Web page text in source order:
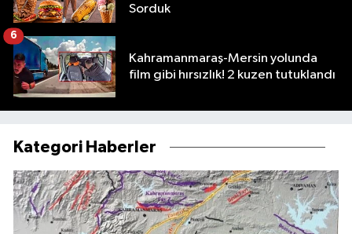
Sorduk
Kahramanmaraş-Mersin yolunda
film gibi hırsızlık! 2 kuzen tutuklandı
6
Kategori Haberler